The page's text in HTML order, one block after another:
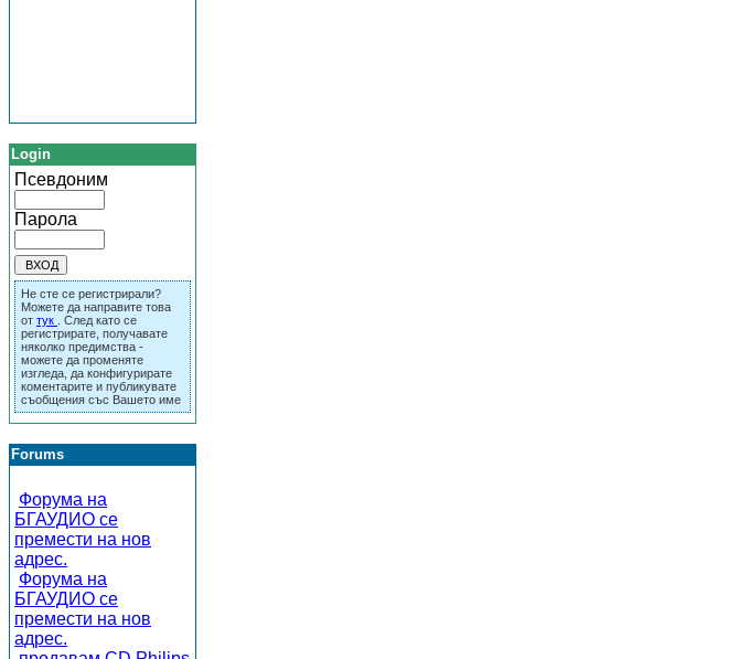
Login
Псевдоним
Парола
Не сте се регистрирали?
Можете да направите това
от тук
. След като се
регистрирате, получавате
няколко предимства -
можете да променяте
изгледа, да конфигурирате
коментарите и публикувате
съобщения със Вашето име
Forums
Форума на
БГАУДИО се
премести на нов
адрес.
Форума на
БГАУДИО се
премести на нов
адрес.